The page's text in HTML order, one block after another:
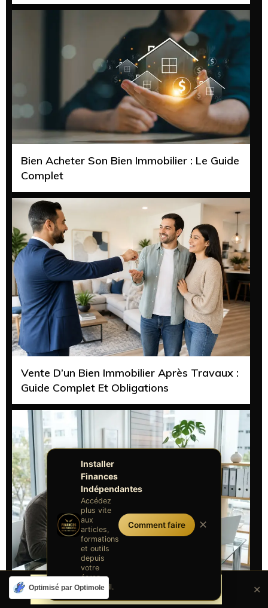
Bien Acheter Son Bien Immobilier : Le Guide
Complet
Vente D’un Bien Immobilier Après Travaux :
Guide Complet Et Obligations
Assurance-Vie Ou PEA : Comparatif 2026
Optimisé par Optimole ✕
Installer
Finances
Indépendantes
Accédez
plus vite
aux
articles,
formations
et outils
depuis
votre
écran
d'accueil.
Comment faire ✕